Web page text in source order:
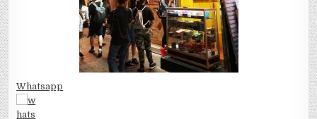
Whatsapp